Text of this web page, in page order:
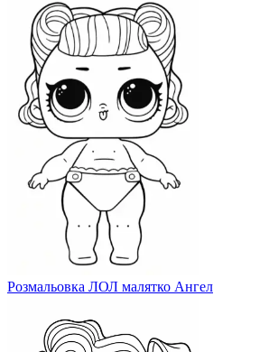
Розмальовка ЛОЛ малятко Ангел